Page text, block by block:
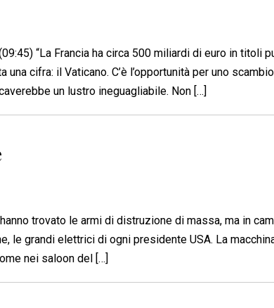
“La Francia ha circa 500 miliardi di euro in titoli
cifra: il Vaticano. C’è l’opportunità per uno
un lustro ineguagliabile. Non […]
trovato le armi di distruzione di massa, ma in
le grandi elettrici di ogni presidente USA. La
nei saloon del […]